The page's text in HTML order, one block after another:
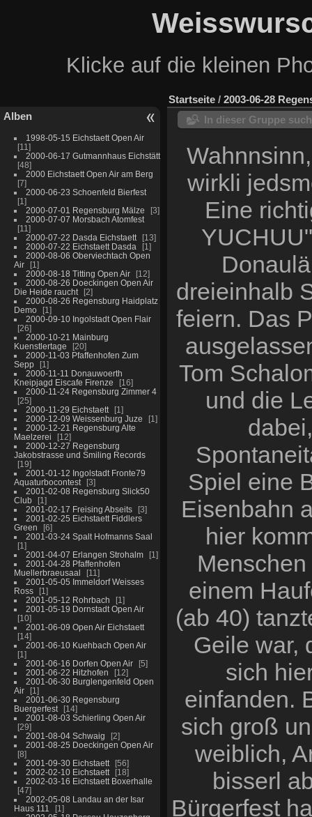
Klicke auf die kleinen
Alben
1998-05-15 Eichstaett Open Air
11
2000-06-17 Gutmannhaus Eichstätt
48
2000 Eichstaett Open Air am Berg
7
2000-06-23 Schoenfeld Bierfest
1
2000-07-01 Regensburg Mälze
3
2000-07-07 Morsbach Atomfest
11
2000-07-22 Dasda Eichstaett
13
2000-07-22 Eichstaett Dasda
1
2000-08-06 Oberviechtach Open
Air
1
2000-08-18 Titting Open Air
12
2000-08-26 Doeckingen Open Air
Die Heide raucht
2
2000-08-26 Regensburg Haidplatz
Demo
1
2000-09-10 Ingolstadt Open Flair
26
2000-10-21 Mainburg
Kuenstlertage
20
2000-11-03 Pfaffenhofen Zum
Sepp
1
2000-11-11 Donauwoerth
Kneipjagd Eiscafe Firenze
16
2000-11-24 Regensburg Zimmer 4
25
2000-11-29 Eichstaett
1
2000-12-09 Weissenburg Juze
1
2000-12-21 Regensburg Alte
Maelzerei
12
2000-12-27 Regensburg
Jakobstrasse und Smiling Records
19
2001-01-12 Ingolstadt Fronte79
Aquaturbocontest
3
2001-02-08 Regensburg Slick50
Club
1
2001-02-17 Freising Abseits
3
2001-02-25 Eichstaett Fiddlers
Green
6
2001-03-24 Spalt Hofmanns Saal
1
2001-04-07 Erlangen Strohalm
1
2001-04-28 Pfaffenhofen
Muellerbraeusaal
11
2001-05-05 Immeldorf Weisses
Ross
1
2001-05-12 Rohrbach
1
2001-05-19 Dornstadt Open Air
10
2001-06-09 Open Air Eichstaett
14
2001-06-10 Kuehbach Open Air
1
2001-06-16 Dorfen Open Air
5
2001-06-22 Hitzhofen
12
2001-06-30 Burglengenfeld Open
Air
1
2001-06-30 Regensburg
Buergerfest
14
2001-08-03 Schierling Open Air
29
2001-08-04 Schwaig
2
2001-08-25 Doeckingen Open Air
8
2001-09-30 Eichstaett
56
2002-02-10 Eichstaett
18
2002-03-16 Eichstaett Boxerhalle
47
2002-05-08 Landau an der Isar
Haus 111
1
Startseite / 2003-06-28
In dieser Gruppe
wirkli
Eine
dreieinhalb
feiern. Das
Tom
und die
Spiel eine
Eisenbahn
hier
einem
(ab 40)
Geile war,
sich
einfanden.
sich groß
weiblich,
bisserl
Bürgerfest